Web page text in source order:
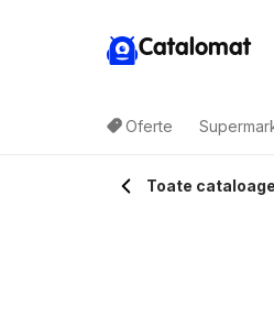
Catalomat
Oferte
Toate